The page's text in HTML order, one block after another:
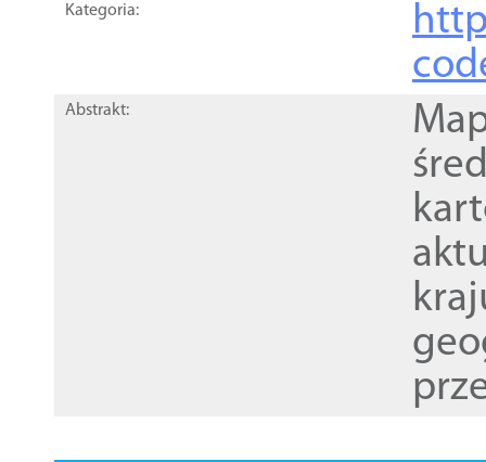
Kategoria:
Abstrakt: